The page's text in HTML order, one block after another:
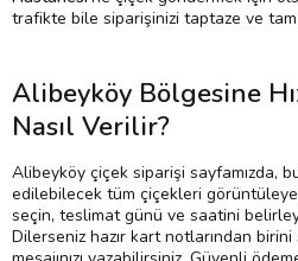
trafikte bile siparişinizi taptaze ve tam
Alibeyköy Bölgesine
Nasıl Verilir?
Alibeyköy çiçek siparişi sayfamızda,
edilebilecek tüm çiçekleri
seçin, teslimat günü ve saatini
Dilerseniz hazır kart notlarından